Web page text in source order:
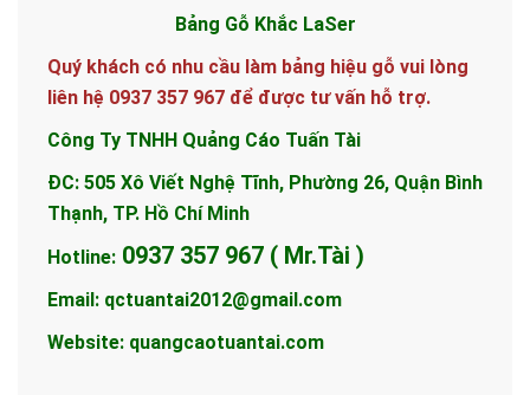
Bảng Gỗ Khắc LaSer
Quý khách có nhu cầu làm bảng hiệu gỗ vui lòng
liên hệ 0937 357 967 để được tư vấn hỗ trợ.
Công Ty TNHH Quảng Cáo Tuấn Tài
ĐC: 505 Xô Viết Nghệ Tĩnh, Phường 26, Quận Bình
Thạnh, TP. Hồ Chí Minh
Hotline: 0937 357 967 ( Mr.Tài )
Email: qctuantai2012@gmail.com
Website: quangcaotuantai.com